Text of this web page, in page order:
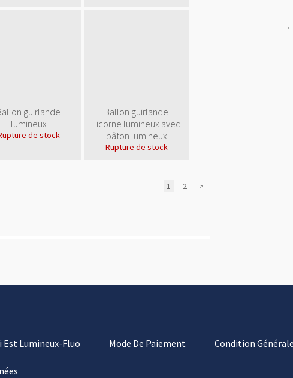
Est Lumineux-Fluo Mode De Paiement Condition
guirlande
lumineux
de stock
Ballon guirlande
Licorne lumineux avec
bâton lumineux
Rupture de stock
1 2 >